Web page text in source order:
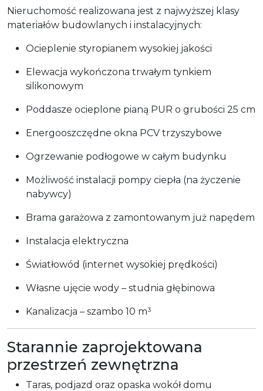
Nieruchomość realizowana jest z najwyższej klasy
materiałów budowlanych i instalacyjnych:
Ocieplenie styropianem wysokiej jakości
Elewacja wykończona trwałym tynkiem
silikonowym
Poddasze ocieplone pianą PUR o grubości 25 cm
Energooszczędne okna PCV trzyszybowe
Ogrzewanie podłogowe w całym budynku
Możliwość instalacji pompy ciepła (na życzenie
nabywcy)
Brama garażowa z zamontowanym już napędem
Instalacja elektryczna
Światłowód (internet wysokiej prędkości)
Własne ujęcie wody – studnia głębinowa
Kanalizacja – szambo 10 m³
Starannie zaprojektowana
przestrzeń zewnętrzna
Taras, podjazd oraz opaska wokół domu